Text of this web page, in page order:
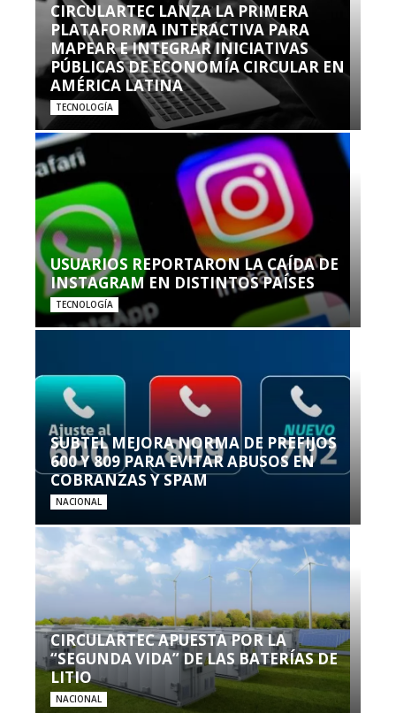
CIRCULARTEC LANZA LA PRIMERA
PLATAFORMA INTERACTIVA PARA
MAPEAR E INTEGRAR INICIATIVAS
PÚBLICAS DE ECONOMÍA CIRCULAR EN
AMÉRICA LATINA
TECNOLOGÍA
USUARIOS REPORTARON LA CAÍDA DE
INSTAGRAM EN DISTINTOS PAÍSES
TECNOLOGÍA
SUBTEL MEJORA NORMA DE PREFIJOS
600 Y 809 PARA EVITAR ABUSOS EN
COBRANZAS Y SPAM
NACIONAL
CIRCULARTEC APUESTA POR LA
“SEGUNDA VIDA” DE LAS BATERÍAS DE
LITIO
NACIONAL